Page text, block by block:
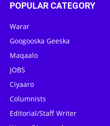
POPULAR CATEGORY
Warar
Googooska Geeska
Maqaalo
JOBS
Ciyaaro
Columnists
Editorial/Staff Writer